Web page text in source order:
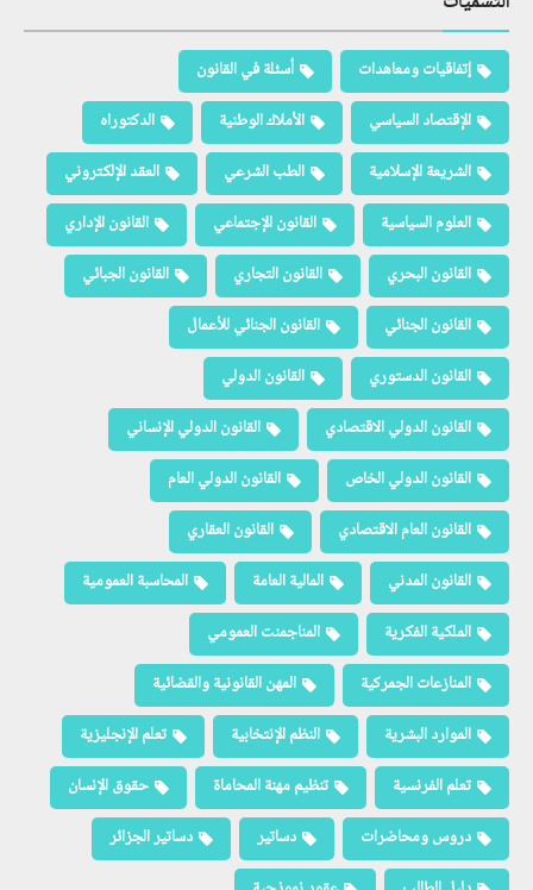
إتفاقيات ومعاهدات
أسئلة في القانون
الإقتصاد السياسي
الأملاك الوطنية
الدكتوراه
الشريعة الإسلامية
الطب الشرعي
العقد الإلكتروني
العلوم السياسية
القانون الإجتماعي
القانون الإداري
القانون البحري
القانون التجاري
القانون الجبائي
القانون الجنائي
القانون الجنائي للأعمال
القانون الدستوري
القانون الدولي
القانون الدولي الاقتصادي
القانون الدولي الإنساني
القانون الدولي الخاص
القانون الدولي العام
القانون العام الاقتصادي
القانون العقاري
القانون المدني
المالية العامة
المحاسبة العمومية
الملكية الفكرية
المناجمنت العمومي
المنازعات الجمركية
المهن القانونية والقضائية
الموارد البشرية
النظم الإنتخابية
تعلم الإنجليزية
تعلم الفرنسية
تنظيم مهنة المحاماة
حقوق الإنسان
دروس ومحاضرات
دساتير
دساتير الجزائر